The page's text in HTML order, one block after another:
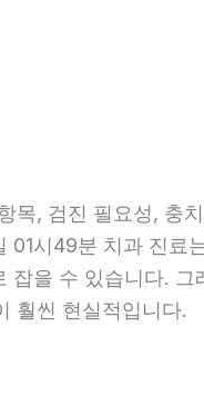
목, 검진 필요성, 충
시49분 치과 진료
을 수 있습니다.
훨씬 현실적입니다.